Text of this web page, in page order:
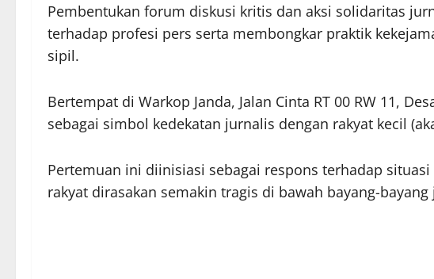
Pembentukan forum diskusi kritis dan aksi solidaritas
terhadap profesi pers serta membongkar praktik
sipil.
Bertempat di Warkop Janda, Jalan Cinta RT 00 RW 11,
sebagai simbol kedekatan jurnalis dengan rakyat kecil
Pertemuan ini diinisiasi sebagai respons terhadap
rakyat dirasakan semakin tragis di bawah bayang-